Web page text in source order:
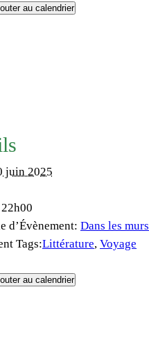
au calendrier
juin 2025
d’Évènement: Dans les murs
Tags:Littérature, Voyage
au calendrier